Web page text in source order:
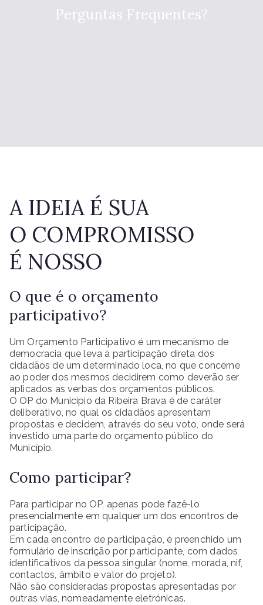
Perguntas Frequentes?
A IDEIA É SUA
O COMPROMISSO
É NOSSO
O que é o orçamento
participativo?
Um Orçamento Participativo é um mecanismo de
democracia que leva à participação direta dos
cidadãos de um determinado loca, no que concerne
ao poder dos mesmos decidirem como deverão ser
aplicados as verbas dos orçamentos públicos.
O OP do Município da Ribeira Brava é de caráter
deliberativo, no qual os cidadãos apresentam
propostas e decidem, através do seu voto, onde será
investido uma parte do orçamento público do
Município.
Como participar?
Para participar no OP, apenas pode fazê-lo
presencialmente em qualquer um dos encontros de
participação.
Em cada encontro de participação, é preenchido um
formulário de inscrição por participante, com dados
identificativos da pessoa singular (nome, morada, nif,
contactos, âmbito e valor do projeto).
Não são consideradas propostas apresentadas por
outras vias, nomeadamente eletrónicas.